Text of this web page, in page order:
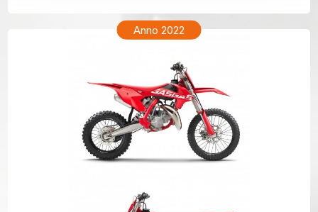
Anno 2022